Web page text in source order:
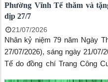
Phường Vĩnh Tế thăm và
dịp 27/7
21/07/2026
Nhân kỷ niệm 79 năm Ngày
27/07/2026), sáng ngày 21/07/2026, Đoàn công tác
Tế do đồng chí Trang Công